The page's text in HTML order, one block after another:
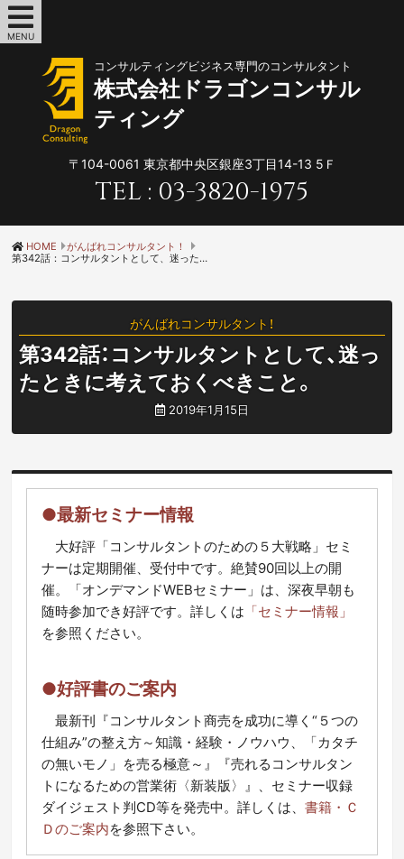
MENU
コンサルティングビジネス専門のコンサルタント
株式会社ドラゴンコンサル
ティング
〒104-0061 東京都中央区銀座3丁目14-13 5Ｆ
TEL : 03-3820-1975
HOME
がんばれコンサルタント！
第342話：コンサルタントとして、迷ったときに考えておくべきこと。
がんばれコンサルタント！
第342話：コンサルタントとして、迷っ
たときに考えておくべきこと。
2019年1月15日
●最新セミナー情報
大好評「コンサルタントのための５大戦略」セミ
ナーは定期開催、受付中です。絶賛90回以上の開
催。「オンデマンドWEBセミナー」は、深夜早朝も
随時参加でき好評です。詳しくは 「セミナー情報」
を参照ください。
●好評書のご案内
最新刊『コンサルタント商売を成功に導く“５つの
仕組み”の整え方～知識・経験・ノウハウ、「カタチ
の無いモノ」を売る極意～』『売れるコンサルタン
トになるための営業術〈新装版〉』、セミナー収録
ダイジェスト判CD等を発売中。詳しくは、書籍・Ｃ
Ｄのご案内を参照下さい。